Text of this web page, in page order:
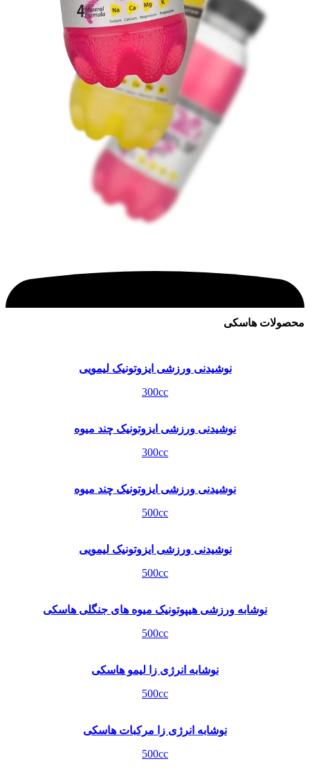
محصولات هاسکی
نوشیدنی ورزشی ایزوتونیک لیمویی
300cc
نوشیدنی ورزشی ایزوتونیک چند میوه
300cc
نوشیدنی ورزشی ایزوتونیک چند میوه
500cc
نوشیدنی ورزشی ایزوتونیک لیمویی
500cc
نوشابه ورزشی هیپوتونیک میوه های جنگلی هاسکی
500cc
نوشابه انرژی زا لیمو هاسکی
500cc
نوشابه انرژی زا مرکبات هاسکی
500cc